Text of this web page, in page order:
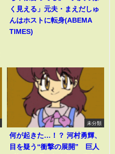
く見える」元夫・まえだしゅ
んはホストに転身(ABEMA
TIMES)
未分類
何が起きた…！？ 河村勇輝、
目を疑う“衝撃の展開” 巨人